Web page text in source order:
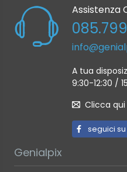
Assistenza
A tua
9:30-12:30 /
Clicca
seguici
Genialpix